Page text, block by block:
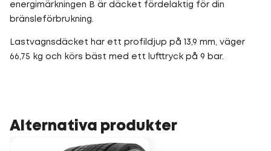
energimärkningen B är däcket fördelaktig för din
bränsleförbrukning.
Lastvagnsdäcket har ett profildjup på 13,9 mm, väger
66,75 kg och körs bäst med ett lufttryck på 9 bar.
Alternativa produkter